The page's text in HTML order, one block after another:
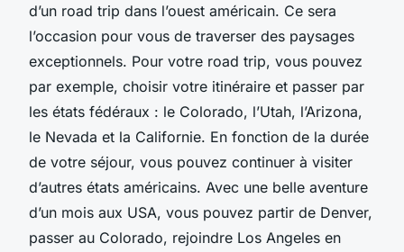
d’un road trip dans l’ouest américain. Ce sera
l’occasion pour vous de traverser des paysages
exceptionnels. Pour votre road trip, vous pouvez
par exemple, choisir votre itinéraire et passer par
les états fédéraux : le Colorado, l’Utah, l’Arizona,
le Nevada et la Californie. En fonction de la durée
de votre séjour, vous pouvez continuer à visiter
d’autres états américains. Avec une belle aventure
d’un mois aux USA, vous pouvez partir de Denver,
passer au Colorado, rejoindre Los Angeles en